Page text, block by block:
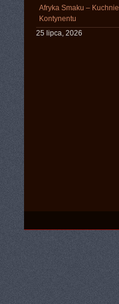
Afryka Smaku – Kuchnie
Kontynentu
25 lipca, 2026